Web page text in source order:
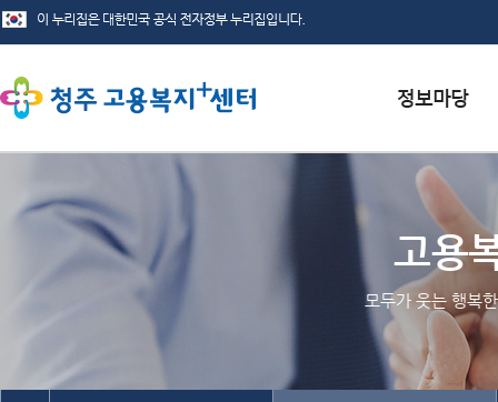
서식자료실
채용정보
인재정보
관련사이트
고용
모두가 웃는 행복